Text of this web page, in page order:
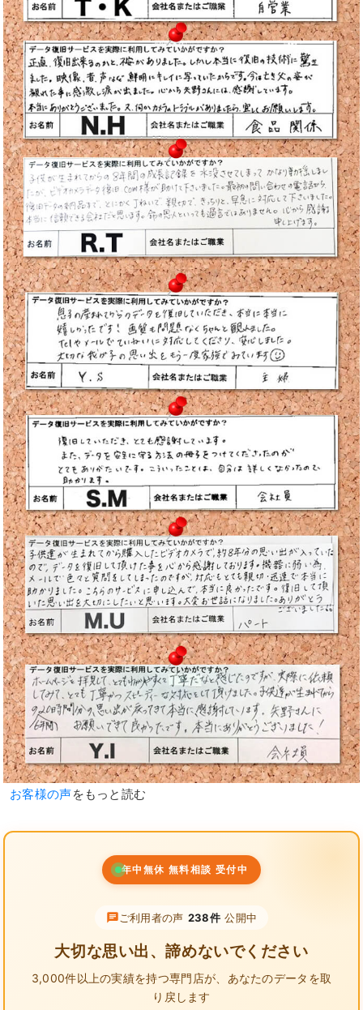
お客様の声をもっと読む
年中無休 無料相談 受付中
ご利用者の声 238件 公開中
大切な思い出、諦めないでください
3,000件以上の実績を持つ専門店が、 あなたのデータを取
り戻します